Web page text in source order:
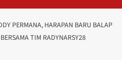
PERMANA, HARAPAN BARU BALAP
TIM RADYNARSY28